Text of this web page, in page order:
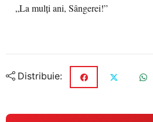
„La mulți ani, Sângerei!”
Distribuie: